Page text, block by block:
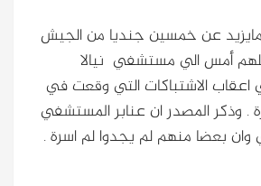
مايزيد عن خمسين جنديا من الجيش
أمس الي مستشفي نيالا
اعقاب الاشتباكات التي وقعت في
وذكر المصدر ان عنابر المستشفي
بعضا منهم لم يجدوا لم اسرة .